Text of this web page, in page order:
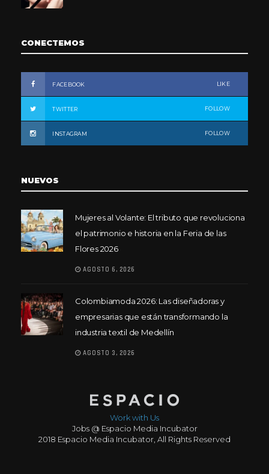
CONECTEMOS
FACEBOOK LIKE
TWITTER FOLLOW
INSTAGRAM FOLLOW
NUEVOS
Mujeres al Volante: El tributo que revoluciona
el patrimonio e historia en la Feria de las
Flores 2026
AGOSTO 6, 2026
Colombiamoda 2026: Las diseñadoras y
empresarias que están transformando la
industria textil de Medellín
AGOSTO 3, 2026
Work with Us
Jobs @ Espacio Media Incubator
2018 Espacio Media Incubator, All Rights Reserved